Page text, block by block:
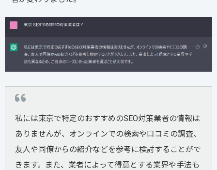
私には東京で特定のおすすめのSEO対策業者の情報は
ありませんが、オンラインでの検索や口コミの調査、
友人や同僚からの紹介などを参考に検討することがで
きます。また、業者によって得意とする業界や手法も